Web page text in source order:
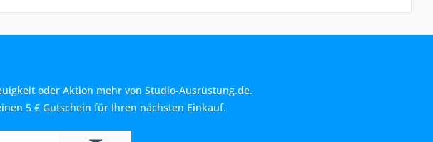
oder Aktion mehr von Studio-Ausrüstung.de.
5 € Gutschein für Ihren nächsten Einkauf.